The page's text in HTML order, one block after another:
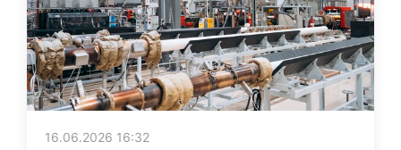
16.06.2026 16:32